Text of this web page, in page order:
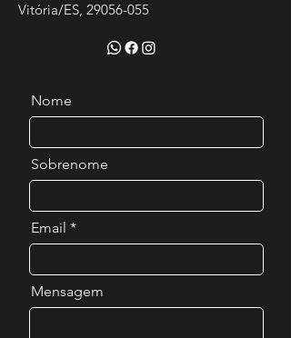
Vitória/ES, 29056-055
Nome
Sobrenome
Email
Mensagem